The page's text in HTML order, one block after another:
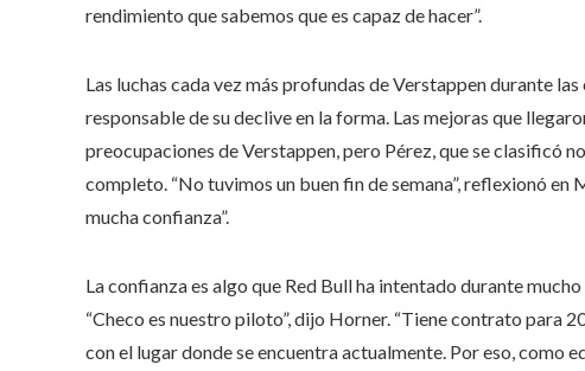
rendimiento que sabemos que es capaz de hacer”.
Las luchas cada vez más profundas de Verstappen durante
responsable de su declive en la forma. Las mejoras que
preocupaciones de Verstappen, pero Pérez, que se clasificó
completo. “No tuvimos un buen fin de semana”, reflexionó en
mucha confianza”.
La confianza es algo que Red Bull ha intentado durante
“Checo es nuestro piloto”, dijo Horner. “Tiene contrato para
con el lugar donde se encuentra actualmente. Por eso, como